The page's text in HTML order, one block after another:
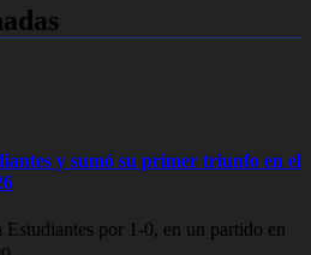
y sumó su primer triunfo en el
por 1-0, en un partido en